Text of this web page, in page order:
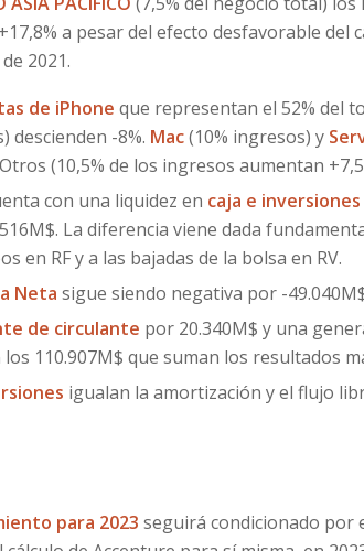
a pesar del efecto desfavorable del
2021.
de iPhone que representan el 52% del
descienden -8%. Mac(10% ingresos) y
(10,5% de los ingresos aumentan
con una liquidez en caja e inversiones
La diferencia viene dada
en RF y a las bajadas de la bolsa en RV.
Neta sigue siendo negativa por -
de circulante por 20.340M$ y una
110.907M$ que suman los resultados
igualan la amortización y el flujo
para 2023 seguirá condicionado por